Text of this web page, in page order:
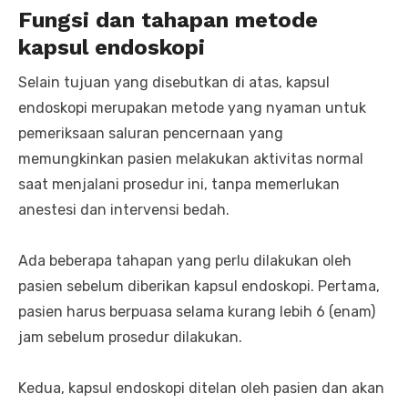
Fungsi dan tahapan metode
kapsul endoskopi
Selain tujuan yang disebutkan di atas, kapsul
endoskopi merupakan metode yang nyaman untuk
pemeriksaan saluran pencernaan yang
memungkinkan pasien melakukan aktivitas normal
saat menjalani prosedur ini, tanpa memerlukan
anestesi dan intervensi bedah.
Ada beberapa tahapan yang perlu dilakukan oleh
pasien sebelum diberikan kapsul endoskopi. Pertama,
pasien harus berpuasa selama kurang lebih 6 (enam)
jam sebelum prosedur dilakukan.
Kedua, kapsul endoskopi ditelan oleh pasien dan akan